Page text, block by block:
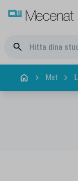
Mat